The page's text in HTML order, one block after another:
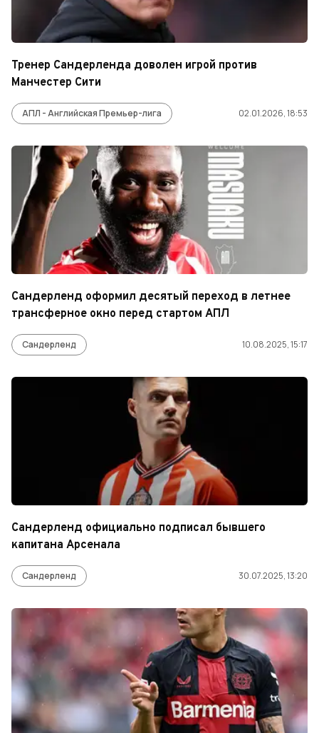
Тренер Сандерленда доволен игрой против
Манчестер Сити
АПЛ - Английская Премьер-лига 02.01.2026, 18:53
Сандерленд оформил десятый переход в летнее
трансферное окно перед стартом АПЛ
Сандерленд 10.08.2025, 15:17
Сандерленд официально подписал бывшего
капитана Арсенала
Сандерленд 30.07.2025, 13:20